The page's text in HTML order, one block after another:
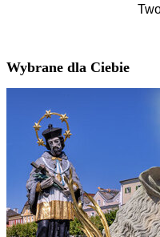
Wybrane dla Ciebie